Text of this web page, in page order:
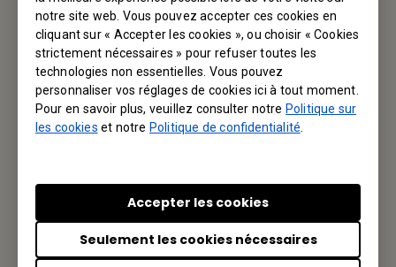
notre site web. Vous pouvez accepter ces cookies en
cliquant sur « Accepter les cookies », ou choisir « Cookies
strictement nécessaires » pour refuser toutes les
technologies non essentielles. Vous pouvez
personnaliser vos réglages de cookies ici à tout moment.
Pour en savoir plus, veuillez consulter notre Politique sur
les cookies et notre Politique de confidentialité
Seulement les cookies nécessaires
Accepter les cookies
Votre BenQ
BenQ America Corp.
3200 Park Center Drive, Suite 150 Costa Mesa, CA 92626,
USA